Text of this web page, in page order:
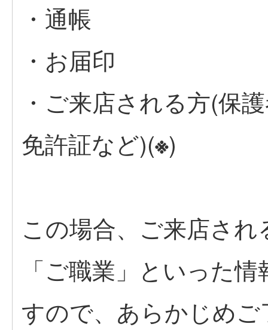
・通帳
・お届印
・ご来店される方(保
免許証など)(※)
この場合、ご来店さ
「ご職業」といった
すので、あらかじめ